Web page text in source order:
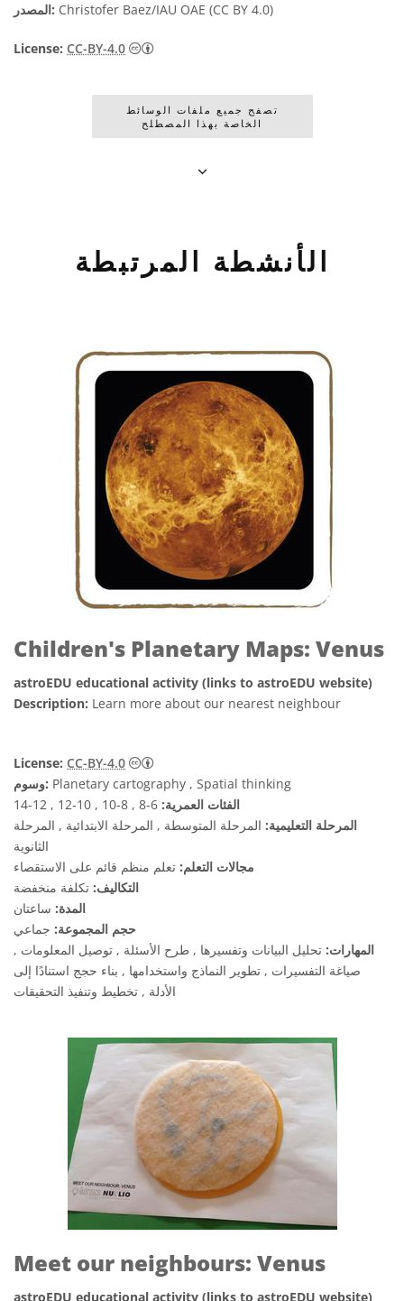
المصدر: Christofer Baez/IAU OAE (CC BY 4.0)
License: CC-BY-4.0
تصفح جميع ملفات الوسائط
الخاصة بهذا المصطلح
الأنشطة المرتبطة
Children's Planetary Maps: Venus
astroEDU educational activity (links to astroEDU website)
Description: Learn more about our nearest neighbour
License: CC-BY-4.0
وسوم: Planetary cartography , Spatial thinking
الفئات العمرية:
المرحلة التعليمية: المرحلة المتوسطة , المرحلة الابتدائية , المرحلة
الثانوية
مجالات التعلم: تعلم منظم قائم على الاستقصاء
التكاليف: تكلفة منخفضة
المدة: ساعتان
حجم المجموعة: جماعي
المهارات: تحليل البيانات وتفسيرها , طرح الأسئلة , توصيل المعلومات ,
صياغة التفسيرات , تطوير النماذج واستخدامها , بناء حجج استنادًا إلى
الأدلة , تخطيط وتنفيذ التحقيقات
Meet our neighbours: Venus
astroEDU educational activity (links to astroEDU website)